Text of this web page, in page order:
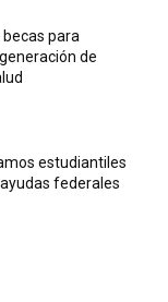
becas para
de
estudiantiles
federales